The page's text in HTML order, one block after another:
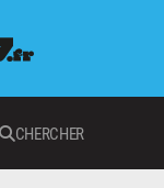
CHERCHER